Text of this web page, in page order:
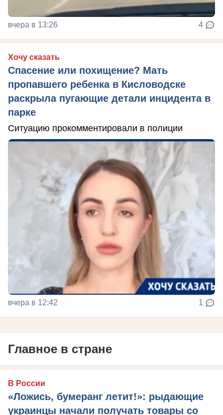
вчера в 13:26 4
Хочу сказать
Спасение или похищение? Мать
пропавшего ребенка в Кисловодске
раскрыла пугающие детали инцидента в
парке
Ситуацию прокомментировали в полиции
вчера в 12:42 1
Главное в стране
В России
«Ложись, бумеранг летит!»: рыдающие
украинцы начали получать товары со